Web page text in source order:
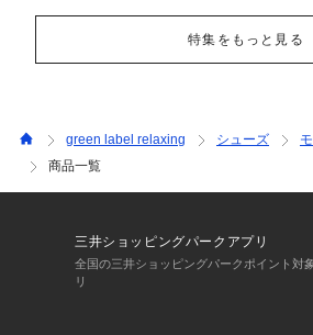
特集をもっと見る
green label relaxing シューズ
商品一覧
三井ショッピングパークアプリ
全国の三井ショッピングパークポイント対
リ